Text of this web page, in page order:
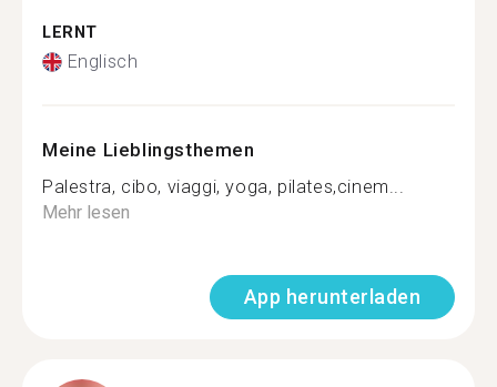
LERNT
Englisch
Meine Lieblingsthemen
Palestra, cibo, viaggi, yoga, pilates,cinem...
Mehr lesen
App herunterladen